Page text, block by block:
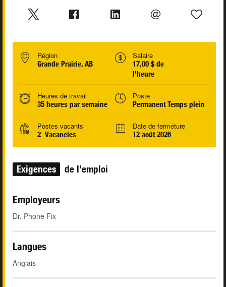
Région
Grande Prairie, AB
Salaire
17,00 $ de
l'heure
Heures de travail
35 heures par semaine
Poste
Permanent Temps plein
Postes vacants
2 Vacancies
Date de fermeture
12 août 2026
Exigences de l'emploi
Employeurs
Dr. Phone Fix
Langues
Anglais